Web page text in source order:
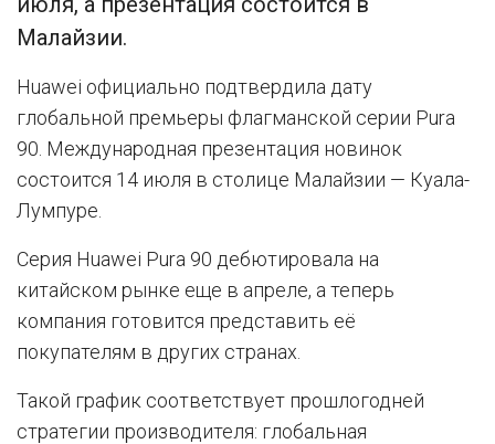
Малайзии.
Huawei официально подтвердила дату
глобальной премьеры флагманской серии Pura
90. Международная презентация новинок
состоится 14 июля в столице Малайзии — Куала-
Лумпуре.
Серия Huawei Pura 90 дебютировала на
китайском рынке еще в апреле, а теперь
компания готовится представить её
покупателям в других странах.
Такой график соответствует прошлогодней
стратегии производителя: глобальная